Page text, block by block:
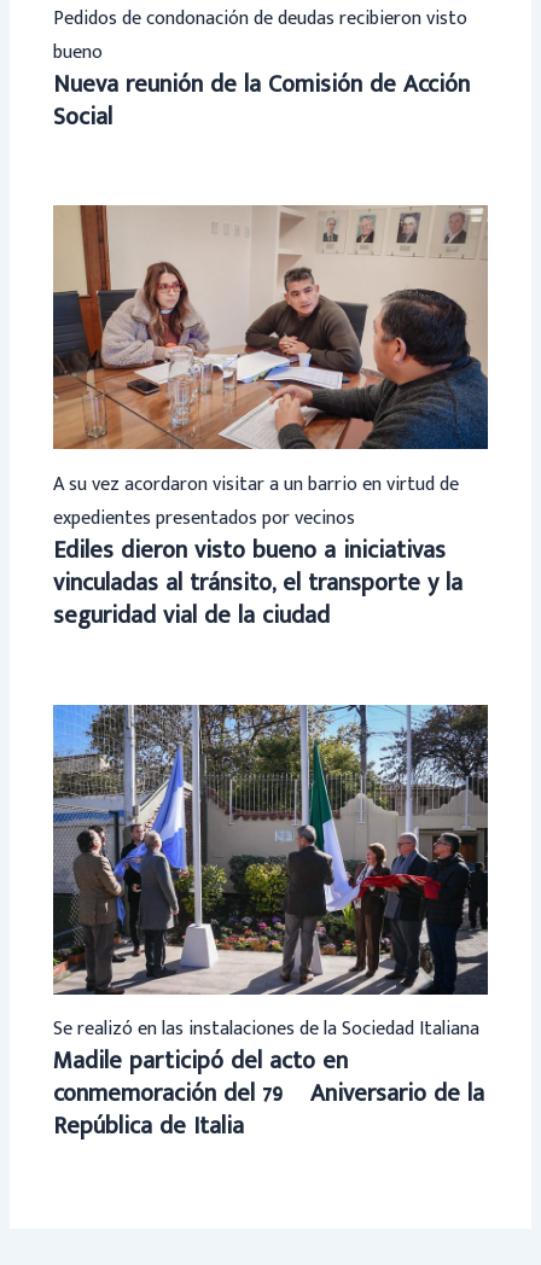
Pedidos de condonación de deudas recibieron visto
bueno
Nueva reunión de la Comisión de Acción
Social
A su vez acordaron visitar a un barrio en virtud de
expedientes presentados por vecinos
Ediles dieron visto bueno a iniciativas
vinculadas al tránsito, el transporte y la
seguridad vial de la ciudad
Se realizó en las instalaciones de la Sociedad Italiana
Madile participó del acto en
conmemoración del 79º Aniversario de la
República de Italia